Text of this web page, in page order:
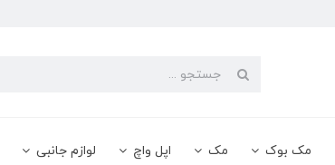
جستجو
مک بوک مک اپل واچ لوازم جانبی